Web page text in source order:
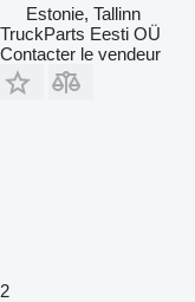
Estonie, Tallinn
TruckParts Eesti OÜ
Contacter le vendeur
2